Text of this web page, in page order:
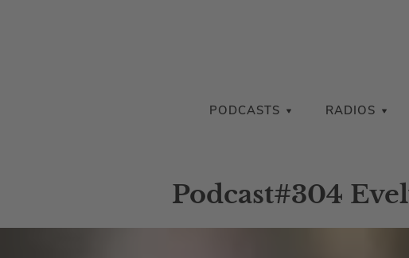
PODCASTS RADIOS
Podcast#304